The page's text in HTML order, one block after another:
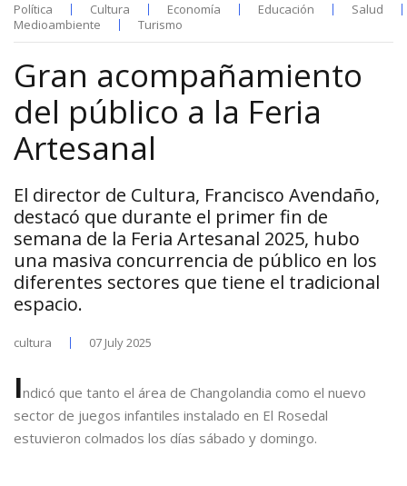
Política Cultura Economía Educación
Salud
Medioambiente
Turismo
Gran acompañamiento
del público a la Feria
Artesanal
El director de Cultura, Francisco Avendaño,
destacó que durante el primer fin de
semana de la Feria Artesanal 2025, hubo
una masiva concurrencia de público en los
diferentes sectores que tiene el tradicional
espacio.
cultura 07 July 2025
Indicó que tanto el área de Changolandia como el nuevo
sector de juegos infantiles instalado en El Rosedal
estuvieron colmados los días sábado y domingo.